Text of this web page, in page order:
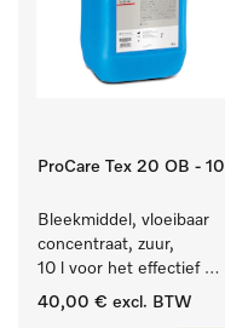
ProCare Tex 20 OB - 10 l
Bleekmiddel, vloeibaar
concentraat, zuur,
10 l voor het effectief
verwijderen van
40,00 € excl. BTW